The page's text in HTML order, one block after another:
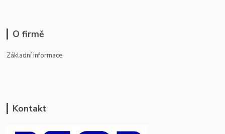
O firmě
Základní informace
Kontakt